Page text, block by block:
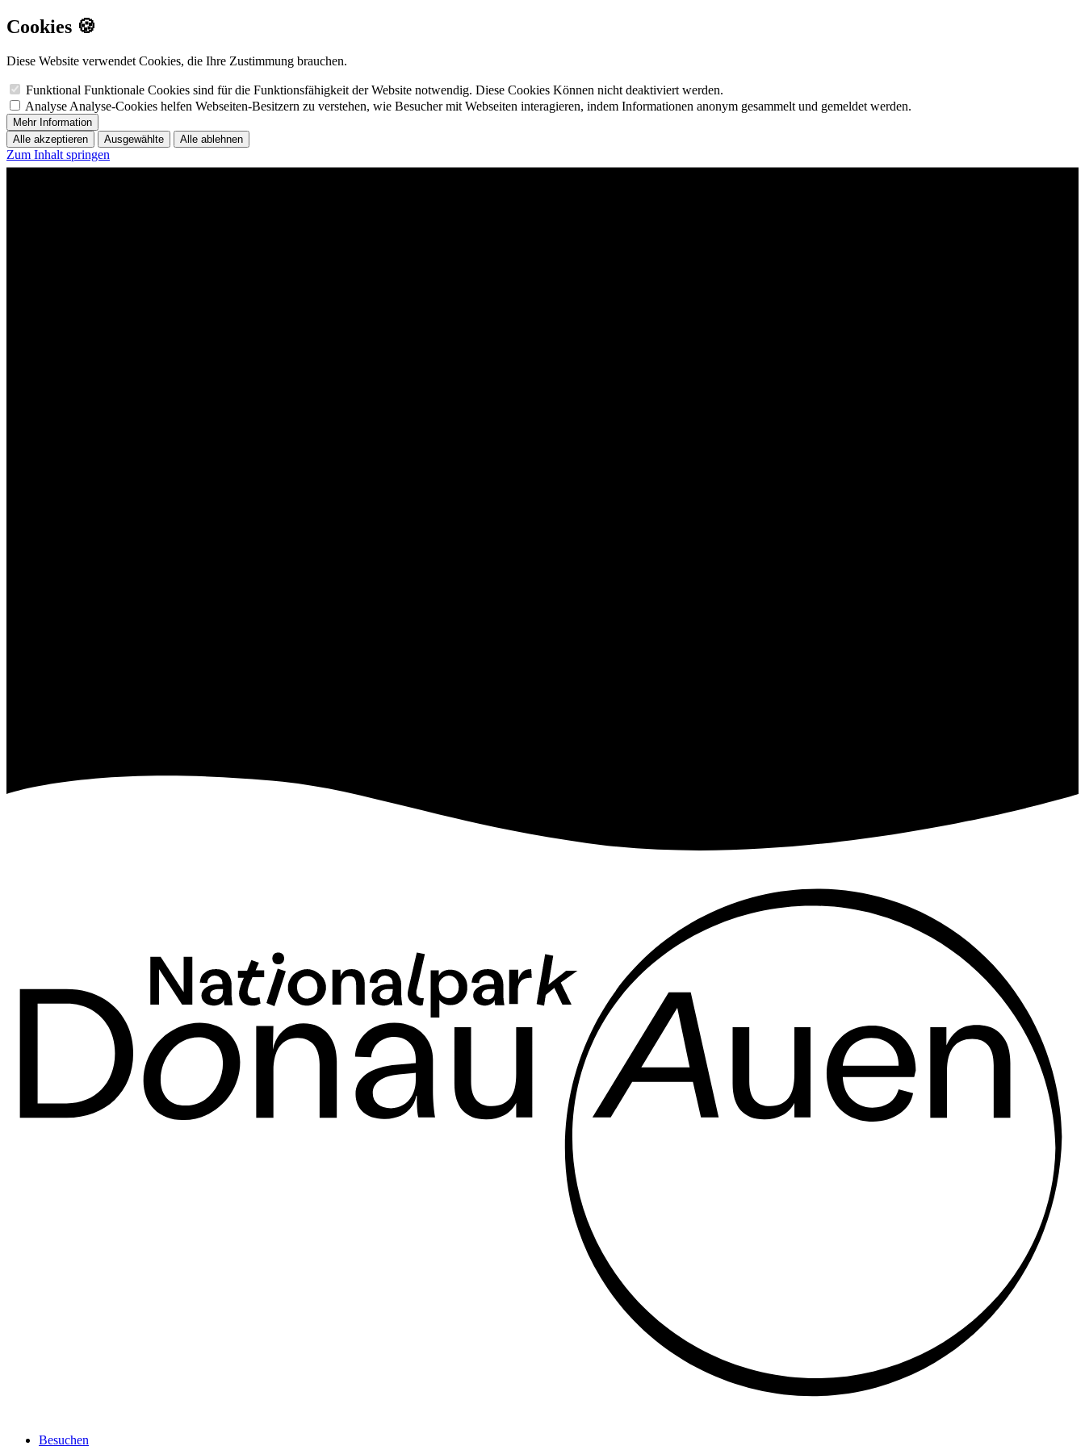
Cookies 🍪
Diese Website verwendet Cookies, die Ihre Zustimmung brauchen.
Funktional Funktionale Cookies sind für die Funktionsfähigkeit der Website notwendig. Diese Cookies Können nicht deaktiviert werden.
Analyse Analyse-Cookies helfen Webseiten-Besitzern zu verstehen, wie Besucher mit Webseiten interagieren, indem Informationen anonym gesammelt und gemeldet werden.
Mehr Information
Alle akzeptieren
Ausgewählte Alle ablehnen
Zum Inhalt springen
Besuchen